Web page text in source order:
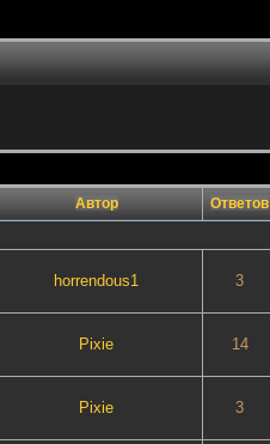
Автор Ответов
horrendous1 3
Pixie 14
Pixie 3